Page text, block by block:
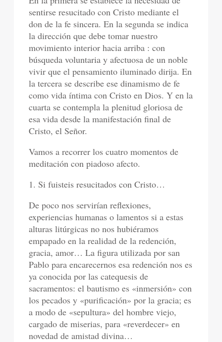
sentirse resucitado con Cristo mediante el
don de la fe sincera. En la segunda se indica
la dirección que debe tomar nuestro
movimiento interior hacia arriba : con
búsqueda voluntaria y afectuosa de un noble
vivir que el pensamiento iluminado dirija. En
la tercera se describe ese dinamismo de fe
como vida íntima con Cristo en Dios. Y en la
cuarta se contempla la plenitud gloriosa de
esa vida desde la manifestación final de
Cristo, el Señor.
Vamos a recorrer los cuatro momentos de
meditación con piadoso afecto.
1. Si fuisteis resucitados con Cristo…
De poco nos servirían reflexiones,
experiencias humanas o lamentos si a estas
alturas litúrgicas no nos hubiéramos
empapado en la realidad de la redención,
gracia, amor… La figura utilizada por san
Pablo para encarecernos esa redención nos es
ya conocida por las catequesis de
sacramentos: el bautismo es «inmersión» con
los pecados y «purificación» por la gracia; es
a modo de «sepultura» del hombre viejo,
cargado de miserias, para «reverdecer» en
novedad de amistad divina…